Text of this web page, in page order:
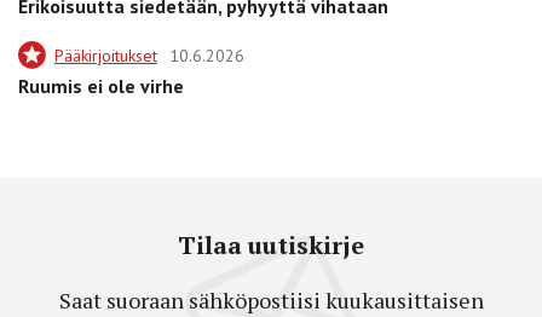
Erikoisuutta siedetään, pyhyyttä vihataan
Pääkirjoitukset 10.6.2026
Ruumis ei ole virhe
Tilaa uutiskirje
Saat suoraan sähköpostiisi kuukausittaisen